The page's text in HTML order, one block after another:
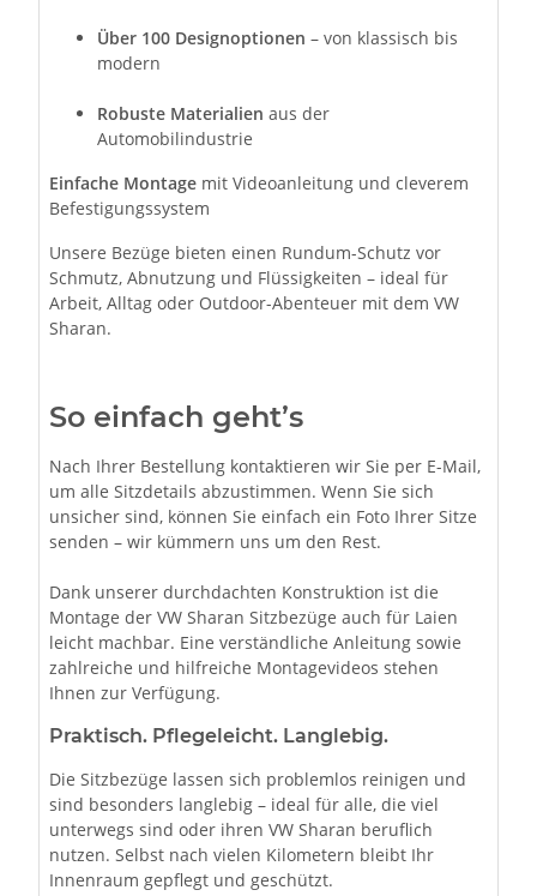
Über 100 Designoptionen – von klassisch bis
modern
Robuste Materialien aus der
Automobilindustrie
Einfache Montage mit Videoanleitung und cleverem
Befestigungssystem
Unsere Bezüge bieten einen Rundum-Schutz vor
Schmutz, Abnutzung und Flüssigkeiten – ideal für
Arbeit, Alltag oder Outdoor-Abenteuer mit dem VW
Sharan.
So einfach geht’s
Nach Ihrer Bestellung kontaktieren wir Sie per E-Mail,
um alle Sitzdetails abzustimmen. Wenn Sie sich
unsicher sind, können Sie einfach ein Foto Ihrer Sitze
senden – wir kümmern uns um den Rest.
Dank unserer durchdachten Konstruktion ist die
Montage der VW Sharan Sitzbezüge auch für Laien
leicht machbar. Eine verständliche Anleitung sowie
zahlreiche und hilfreiche Montagevideos stehen
Ihnen zur Verfügung.
Praktisch. Pflegeleicht. Langlebig.
Die Sitzbezüge lassen sich problemlos reinigen und
sind besonders langlebig – ideal für alle, die viel
unterwegs sind oder ihren VW Sharan beruflich
nutzen. Selbst nach vielen Kilometern bleibt Ihr
Innenraum gepflegt und geschützt.